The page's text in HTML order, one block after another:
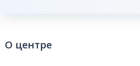
О центре